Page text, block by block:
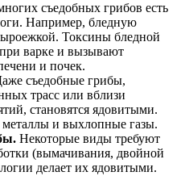
съедобных грибов есть
Например, бледную
Токсины бледной
варке и вызывают
и почек.
съедобные грибы,
трасс или вблизи
становятся ядовитыми.
и выхлопные газы.
Некоторые виды требуют
(вымачивания, двойной
делает их ядовитыми.